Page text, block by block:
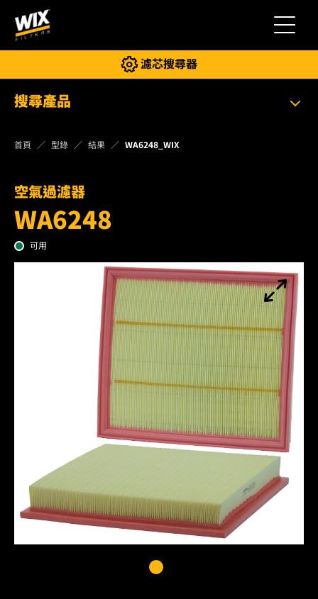
切換導航
濾芯搜尋器
搜尋產品
首頁 型錄 結果 WA6248_WIX
空氣過濾器
WA6248
可用